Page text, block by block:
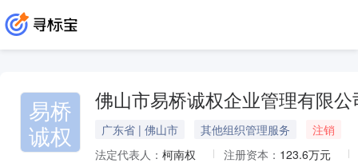
易桥
诚权
佛山市易桥诚权企业管理有限公
广东省 | 佛山市 其他组织管理服务
注销
法定代表人： 柯南权 注册资本： 123.6万元